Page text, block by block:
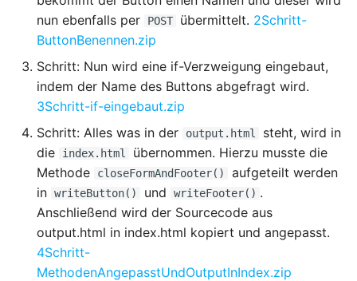
2.2.5 HTTP-Response
2.3 HTTP/2
2.4 HTTP/3
2.5 Selbsttest zum
gesamten Kapitel HTTP
2.6 Zusammenfassung
Kapitel HTTP
3.3.4 Direktiven und
3.3.5 Direktiven und
Kontextzuordnung
3.3.6 Beispiel Server
Tokens und Server
Signature
3.3.7 Beispiel Limit Request
3.3.8 Beispiel Header
4.4.1 Ausgabe von Text
4.4.2 Konstanten
4.4.3 Vordefinierte
Variablen
4.4.4 Funktionen empty und
isset
4.4.5 Einbetten von
Programmteilen
nun ebenfalls per
POST übermittelt. 2Schritt-
ButtonBenennen.zip
Schritt: Nun wird eine if-Verzweigung eingebaut,
indem der Name des Buttons abgefragt wird.
3Schritt-if-eingebaut.zip
Schritt: Alles was in der
output.html
steht, wird in
die
index.html
übernommen. Hierzu musste die
Methode
closeFormAndFooter()
aufgeteilt werden
in writeButton() und writeFooter() .
Anschließend wird der Sourcecode aus
output.html in index.html kopiert und angepasst.
4Schritt-
MethodenAngepasstUndOutputInIndex.zip